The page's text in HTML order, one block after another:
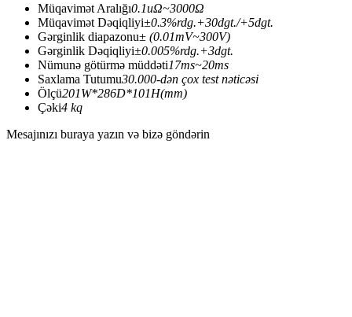
Müqavimət Aralığı0.1uΩ~3000Ω
Müqavimət Dəqiqliyi±0.3%rdg.+30dgt./+5dgt.
Gərginlik diapazonu± (0.01mV~300V)
Gərginlik Dəqiqliyi±0.005%rdg.+3dgt.
Nümunə götürmə müddəti17ms~20ms
Saxlama Tutumu30.000-dən çox test nəticəsi
Ölçü201W*286D*101H(mm)
Çəki4 kq
Mesajınızı buraya yazın və bizə göndərin